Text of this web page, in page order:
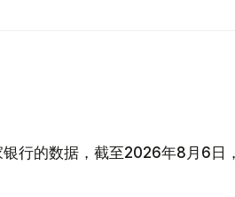
银行的数据，截至2026年8月6日